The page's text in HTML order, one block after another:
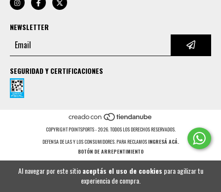
Al navegar por este sitioaceptás el uso de cookies para agilizar tu
experiencia de compra.
NEWSLETTER
SEGURIDAD Y CERTIFICACIONES
COPYRIGHT POINTSPORTS - 2026. TODOS LOS DERECHOS RESERVADOS.
DEFENSA DE LAS Y LOS CONSUMIDORES. PARA RECLAMOS INGRESÁ ACÁ.
BOTÓN DE ARREPENTIMIENTO